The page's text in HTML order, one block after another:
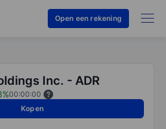
Open een rekening
Inc. - ADR
00:00:00
Kopen